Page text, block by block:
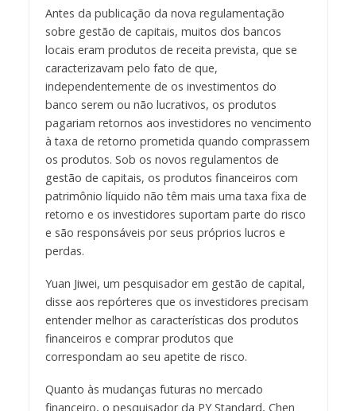
Antes da publicação da nova regulamentação
sobre gestão de capitais, muitos dos bancos
locais eram produtos de receita prevista, que se
caracterizavam pelo fato de que,
independentemente de os investimentos do
banco serem ou não lucrativos, os produtos
pagariam retornos aos investidores no vencimento
à taxa de retorno prometida quando comprassem
os produtos. Sob os novos regulamentos de
gestão de capitais, os produtos financeiros com
patrimônio líquido não têm mais uma taxa fixa de
retorno e os investidores suportam parte do risco
e são responsáveis por seus próprios lucros e
perdas.
Yuan Jiwei, um pesquisador em gestão de capital,
disse aos repórteres que os investidores precisam
entender melhor as características dos produtos
financeiros e comprar produtos que
correspondam ao seu apetite de risco.
Quanto às mudanças futuras no mercado
financeiro, o pesquisador da PY Standard, Chen